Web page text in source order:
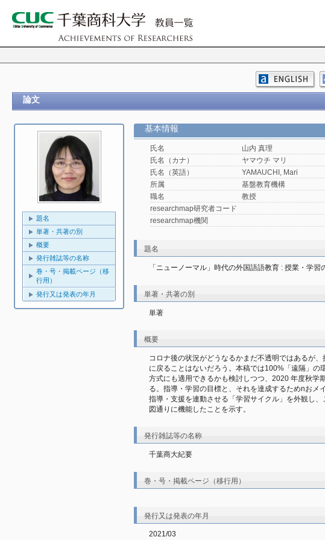
論文
題名
単著・共著の別
概要
発行雑誌等の名称
巻・号・掲載ページ（移
行用）
発行又は発表の年月
基本情報
氏名
山内 真理
氏名（カナ）
ヤマウチ マリ
氏名（英語）
YAMAUCHI, Mari
所属
基盤教育機構
職名
教授
researchmap研究者コード
researchmap機関
題名
「ニューノーマル」時代の外国語語教育 : 授業・学
単著・共著の別
単著
概要
コロナ後の状況がどうなるかまだ不透明ではあるが、
に戻ることはないだろう。本稿では100%「遠隔」の
方式にも適用できるかも検討しつつ、2020 年度秋学
る。指導・学習の目標と、それを達成するためnおメ
指導・支援を連動させる「学習サイクル」を外観し
図通りに機能したことを示す。
発行雑誌等の名称
千葉商大紀要
巻・号・掲載ページ（移行用）
発行又は発表の年月
2021/03